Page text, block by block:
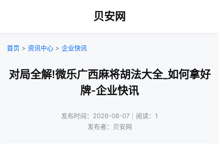
贝安网
首页 > 资讯中心 > 企业快讯
对局全解!微乐广西麻将胡法大全_如何拿好
牌-企业快讯
发布时间：2026-08-07｜阅读：1
发布者：贝安网